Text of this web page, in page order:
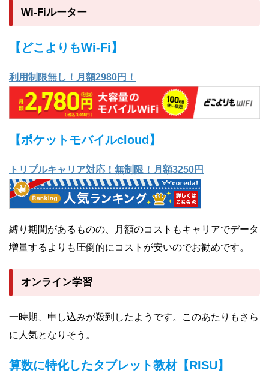
Wi-Fiルーター
【どこよりもWi-Fi】
利用制限無し！月額2980円！
【ポケットモバイルcloud】
トリプルキャリア対応！無制限！月額3250円
縛り期間があるものの、月額のコストもキャリアでデータ
増量するよりも圧倒的にコストが安いのでお勧めです。
オンライン学習
一時期、申し込みが殺到したようです。このあたりもさら
に人気となりそう。
算数に特化したタブレット教材【RISU】